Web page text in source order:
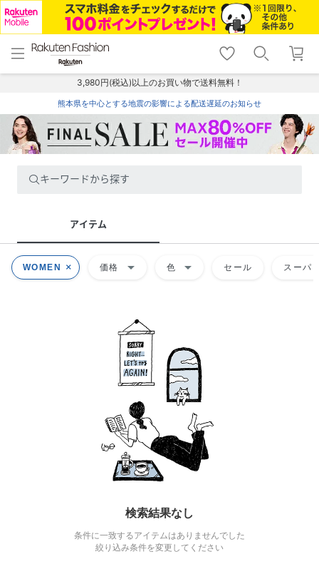
menu home
トップ
shopping_cart lock_outline
ログイン
3,980円(税込)以上のお買い物で送料無料！
熊本県を中心とする地震の影響による配送遅延のお知らせ
キーワードから探す
アイテム
WOMEN 価格 arrow_drop_down 色 arrow_drop_down セール スーパ
検索結果なし
条件に一致するアイテムはありませんでした
絞り込み条件を変更してください